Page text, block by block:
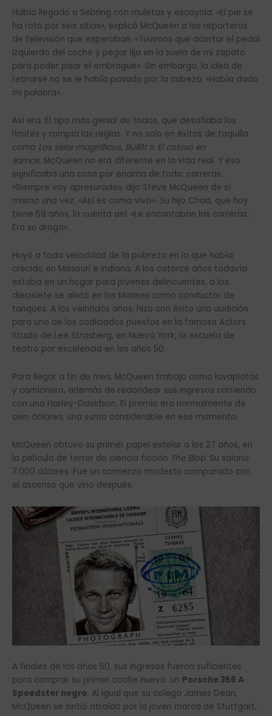
Había llegado a Sebring con muletas y escayola. «El pie se
ha roto por seis sitios», explicó McQueen a los reporteros
de televisión que esperaban. «Tuvimos que acortar el pedal
izquierdo del coche y pegar lija en la suela de mi zapato
para poder pisar el embrague». Sin embargo, la idea de
retirarse no se le había pasado por la cabeza. «Había dado
mi palabra».
Así era. El tipo más genial de todos, que desafiaba los
límites y rompía las reglas. Y no solo en éxitos de taquilla
como Los siete magníficos, Bullitt o El coloso en
llamas. McQueen no era diferente en la vida real. Y eso
significaba una cosa por encima de todo: carreras.
«Siempre voy apresurado», dijo Steve McQueen de sí
mismo una vez. «Así es como vivo». Su hijo Chad, que hoy
tiene 59 años, lo cuenta así: «Le encantaban las carreras.
Era su droga».
Huyó a toda velocidad de la pobreza en la que había
crecido en Missouri e Indiana. A los catorce años todavía
estaba en un hogar para jóvenes delincuentes, a los
diecisiete se alistó en los Marines como conductor de
tanques. A los veintidós años, hizo con éxito una audición
para uno de los codiciados puestos en la famosa Actors
Studio de Lee Strasberg, en Nueva York, la escuela de
teatro por excelencia en los años 50.
Para llegar a fin de mes, McQueen trabajó como lavaplatos
y camionero, además de redondear sus ingresos corriendo
con una Harley-Davidson. El premio era normalmente de
cien dólares, una suma considerable en ese momento.
McQueen obtuvo su primer papel estelar a los 27 años, en
la película de terror de ciencia ficción The Blob. Su salario:
3.000 dólares. Fue un comienzo modesto comparado con
el ascenso que vino después.
A finales de los años 50, sus ingresos fueron suficientes
para comprar su primer coche nuevo: un Porsche 356 A
Speedster negro. Al igual que su colega James Dean,
McQueen se sintió atraído por la joven marca de Stuttgart.